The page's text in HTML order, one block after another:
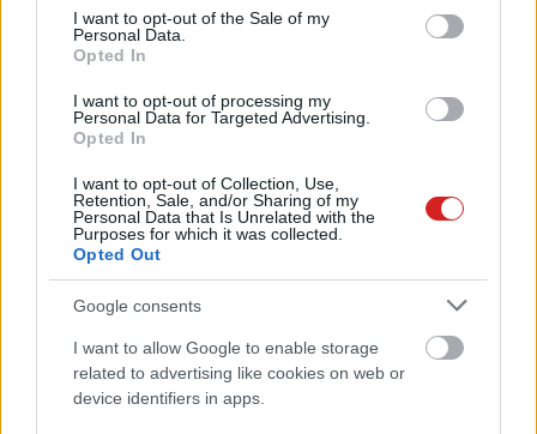
consent section.
I want to opt-out of the Sale of my
Personal Data.
Opted In
I want to opt-out of processing my
Personal Data for Targeted Advertising.
Opted In
I want to opt-out of Collection, Use,
Retention, Sale, and/or Sharing of my
Personal Data that Is Unrelated with the
Purposes for which it was collected.
Opted Out
Google consents
I want to allow Google to enable storage
related to advertising like cookies on web or
device identifiers in apps.
PCW.lite | 2026.07.23 10:37
kijutott a tesztkörnyezetből és
Vasember módjára öltöztet fel ez
az új robotruha
Brutális Mini LED kijelzőt kapott az
ASUS új gamer laptopja
PCW.pro | 2026.07.22 06:15